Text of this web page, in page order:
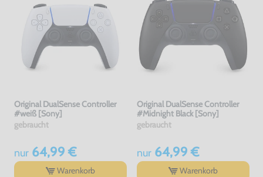
Original DualSense Controller
#weiß [Sony]
gebraucht
nur64,99 €
Warenkorb
Original DualSense Controller
#Midnight Black [Sony]
gebraucht
nur64,99 €
Warenkorb